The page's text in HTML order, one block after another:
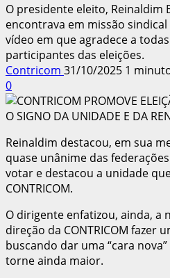
O presidente eleito, Reinaldim
encontrava em missão
vídeo em que agradece a
participantes das eleições.
Contricom 31/10/2025 1
0
Reinaldim destacou, em sua
quase unânime das
votar e destacou a unidade
CONTRICOM.
O dirigente enfatizou, ainda, a
direção da CONTRICOM fazer
buscando dar uma “cara
torne ainda maior.